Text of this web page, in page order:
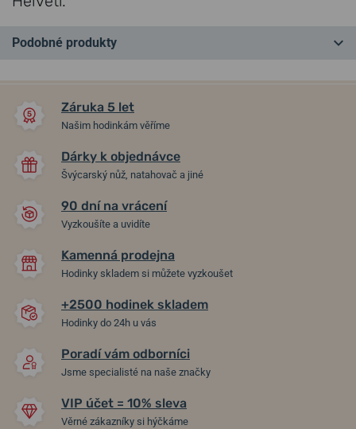
Podobné produkty
Victorinox AirBoss
Mechanical 241888
Skladem ve středu 12. 8. u vás
Victorinox Swiss Army
Chrono 242050
Záruka 5 let
Našim hodinkám věříme
Dárky k objednávce
Švýcarský nůž, natahovač a jiné
90 dní na vrácení
Vyzkoušíte a uvidíte
Kamenná prodejna
Hodinky skladem si můžete vyzkoušet
+2500 hodinek skladem
Hodinky do 24h u vás
Poradí vám odborníci
Jsme specialisté na naše značky
VIP účet = 10% sleva
Věrné zákazníky si hýčkáme